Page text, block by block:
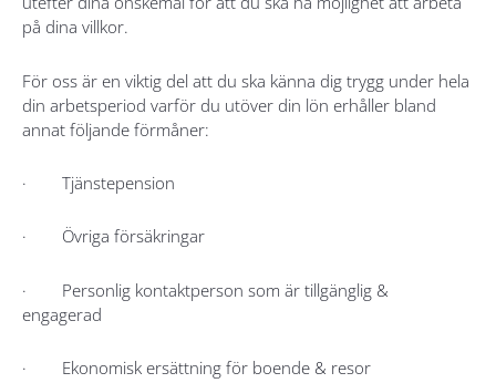
på dina villkor.
För oss är en viktig del att du ska känna dig trygg under hela
din arbetsperiod varför du utöver din lön erhåller bland
annat följande förmåner:
· Tjänstepension
· Övriga försäkringar
· Personlig kontaktperson som är tillgänglig &
engagerad
· Ekonomisk ersättning för boende & resor